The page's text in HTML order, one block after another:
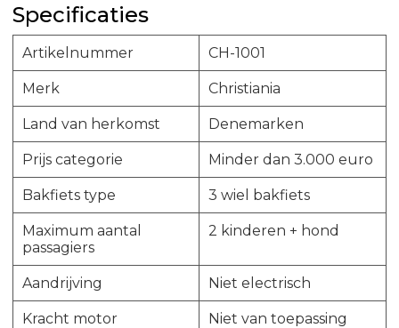
Specificaties
Artikelnummer CH-1001
Merk Christiania
Land van herkomst Denemarken
Prijs categorie Minder dan 3.000 euro
Bakfiets type 3 wiel bakfiets
Maximum aantal
passagiers
2 kinderen + hond
Aandrijving Niet electrisch
Kracht motor Niet van toepassing